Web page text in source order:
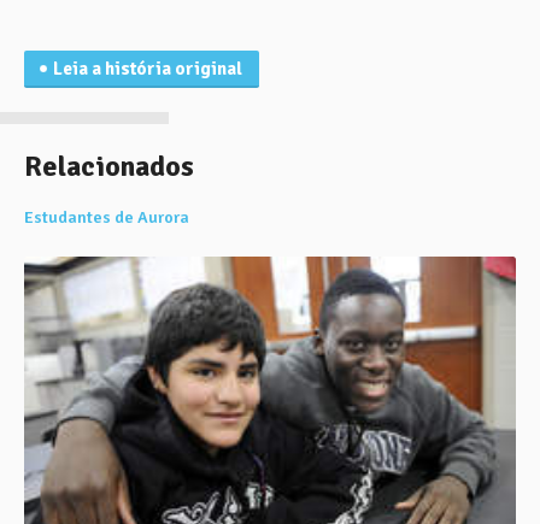
Leia a história original
Relacionados
Estudantes de Aurora